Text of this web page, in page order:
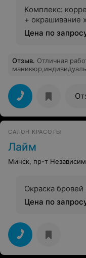
Комплекс:
+ окрашивание
Цена по
Отзыв. Отличная
САЛОН КРАСОТЫ
Лайм
Минск, пр-т
Окраска бровей
Цена по